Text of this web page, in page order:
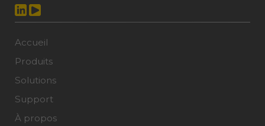
Accueil
Produits
Solutions
Support
À propos